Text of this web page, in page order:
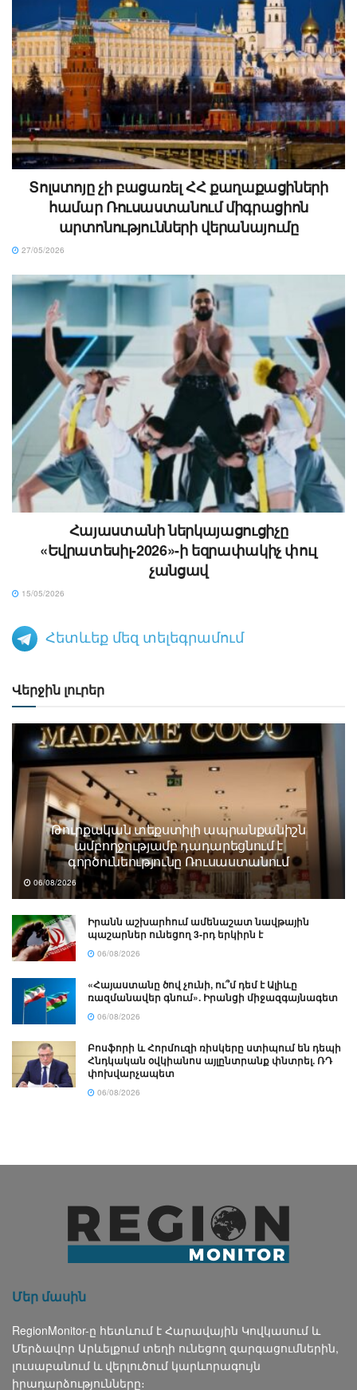
Տոլստոյը չի բացառել ՀՀ քաղաքացիների
համար Ռուսաստանում միգրացիոն
արտոնությունների վերանայումը
27/05/2026
Հայաստանի ներկայացուցիչը
«Եվրատեսիլ-2026»-ի եզրափակիչ փուլ
չանցավ
15/05/2026
Հետևեք մեզ տելեգրամում
Վերջին լուրեր
Թուրքական տեքստիլի ապրանքանիշն
ամբողջությամբ դադարեցնում է
գործունեությունը Ռուսաստանում
06/08/2026
Իրանն աշխարհում ամենաշատ նավթային
պաշարներ ունեցող 3-րդ երկիրն է
06/08/2026
«Հայաստանը ծով չունի, ու՞մ դեմ է Ալիևը
ռազմանավեր գնում». Իրանցի միջազգայնագետ
06/08/2026
Բոսֆորի և Հորմուզի ռիսկերը ստիպում են դեպի
Հնդկական օվկիանոս այլընտրանք փնտրել. ՌԴ
փոխվարչապետ
06/08/2026
Մեր մասին
RegionMonitor-ը հետևում է Հարավային Կովկասում և
Մերձավոր Արևելքում տեղի ունեցող զարգացումներին,
լուսաբանում և վերլուծում կարևորագույն
իրադարձությունները։